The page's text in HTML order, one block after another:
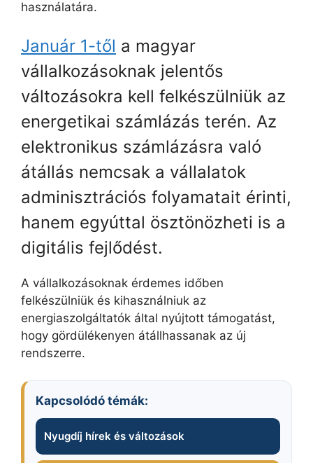
használatára.
Január 1-től a magyar
vállalkozásoknak jelentős
változásokra kell felkészülniük az
energetikai számlázás terén. Az
elektronikus számlázásra való
átállás nemcsak a vállalatok
adminisztrációs folyamatait érinti,
hanem egyúttal ösztönözheti is a
digitális fejlődést.
A vállalkozásoknak érdemes időben
felkészülniük és kihasználniuk az
energiaszolgáltatók által nyújtott támogatást,
hogy gördülékenyen átállhassanak az új
rendszerre.
Kapcsolódó témák:
Nyugdíj hírek és változások